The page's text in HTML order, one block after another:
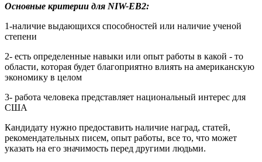
Основные критерии для NIW-EB2:
1-наличие выдающихся способностей или наличие ученой
степени
2- есть определенные навыки или опыт работы в какой - то
области, которая будет благоприятно влиять на американскую
экономику в целом
3- работа человека представляет национальный интерес для
США
Кандидату нужно предоставить наличие наград, статей,
рекомендательных писем, опыт работы, все то, что может
указать на его значимость перед другими людьми.